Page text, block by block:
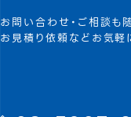
お問い合わせ・ご相談も
お見積り依頼などお気軽